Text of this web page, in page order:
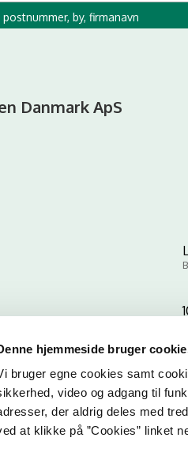
hjemmeside bruger
bruger egne cookies samt
video og adgang til
der aldrig deles med
at klikke på ”Cookies” linket
by, firmanavn
Danmark ApS